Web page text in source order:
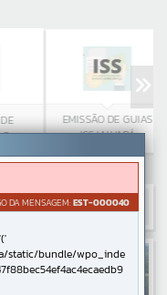
EMISSÃO DE GUIAS
ISS/ALVARÁ
DA MENSAGEM:EST-000040
static/bundle/wpo_inde